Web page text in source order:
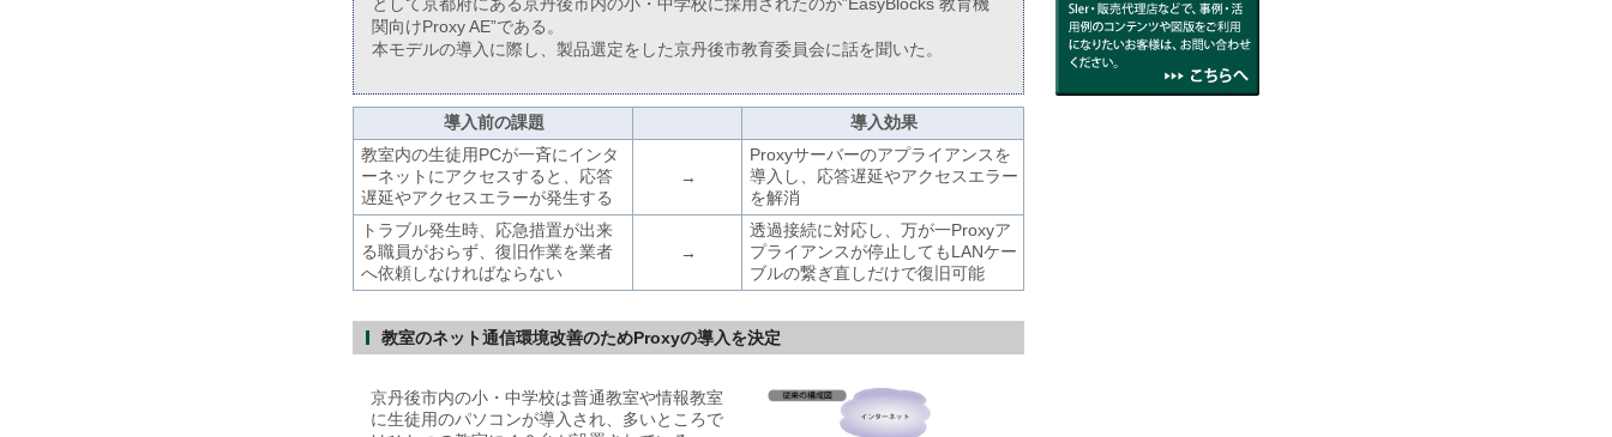
関向けProxy AE”である。
本モデルの導入に際し、製品選定をした京丹後市教育委員会に話を聞いた。
導入前の課題
導入効果
教室内の生徒用PCが一斉にインタ
ーネットにアクセスすると、応答
遅延やアクセスエラーが発生する
→
Proxyサーバーのアプライアンスを
導入し、応答遅延やアクセスエラー
を解消
トラブル発生時、応急措置が出来
る職員がおらず、復旧作業を業者
へ依頼しなければならない
→
透過接続に対応し、万が一Proxyア
プライアンスが停止してもLANケー
ブルの繋ぎ直しだけで復旧可能
教室のネット通信環境改善のためProxyの導入を決定
京丹後市内の小・中学校は普通教室や情報教室
に生徒用のパソコンが導入され、多いところで